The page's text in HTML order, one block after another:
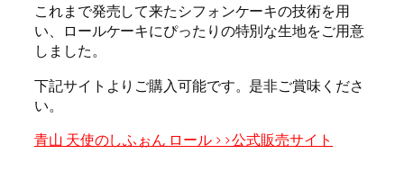
これまで発売して来たシフォンケーキの技術を用
い、ロールケーキにぴったりの特別な生地をご用意
しました。
下記サイトよりご購入可能です。是非ご賞味くださ
い。
青山 天使のしふぉん ロール >>公式販売サイト